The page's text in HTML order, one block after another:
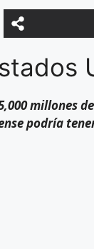
millones
podría